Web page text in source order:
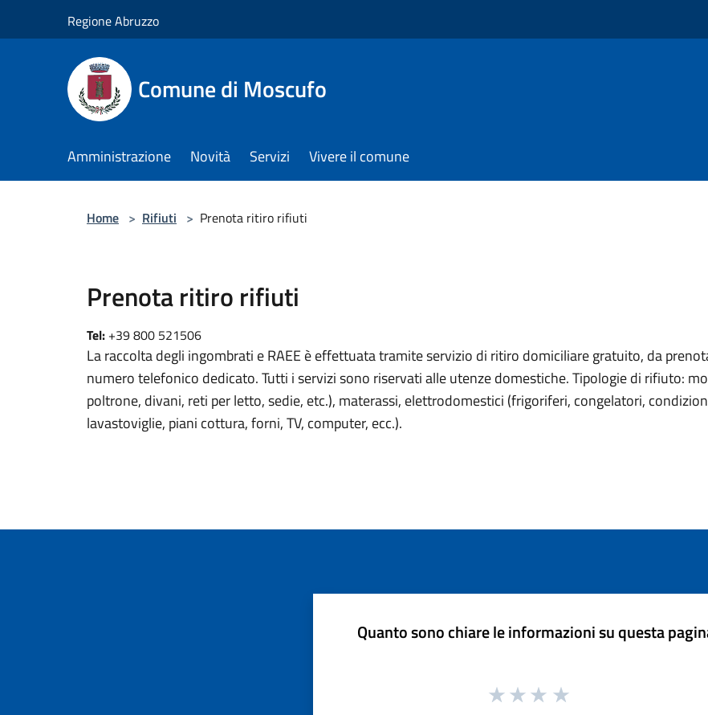
Regione Abruzzo
Comune di Moscufo
Amministrazione Novità Servizi Vivere il comune
Home > Rifiuti > Prenota ritiro rifiuti
Prenota ritiro rifiuti
Tel: +39 800 521506
La raccolta degli ingombrati e RAEE è effettuata tramite servizio di ritiro domiciliare gratuito, da
numero telefonico dedicato. Tutti i servizi sono riservati alle utenze domestiche. Tipologie di rifiuto:
poltrone, divani, reti per letto, sedie, etc.), materassi, elettrodomestici (frigoriferi, congelatori,
lavastoviglie, piani cottura, forni, TV, computer, ecc.).
Quanto sono chiare le informazioni su questa